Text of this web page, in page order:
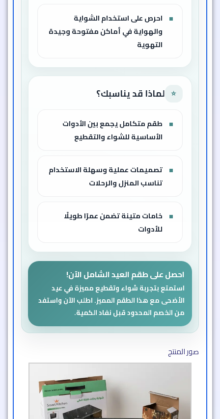
احرص على استخدام الشواية
والهواية في أماكن مفتوحة وجيدة
التهوية
⭐ لماذا قد يناسبك؟
طقم متكامل يجمع بين الأدوات
الأساسية للشواء والتقطيع
تصميمات عملية وسهلة الاستخدام
تناسب المنزل والرحلات
خامات متينة تضمن عمرًا طويلًا
للأدوات
احصل على طقم العيد الشامل الآن!
استمتع بتجربة شواء وتقطيع مميزة في عيد
الأضحى مع هذا الطقم المميز. اطلب الآن واستفد
من الخصم المحدود قبل نفاد الكمية.
صور المنتج​